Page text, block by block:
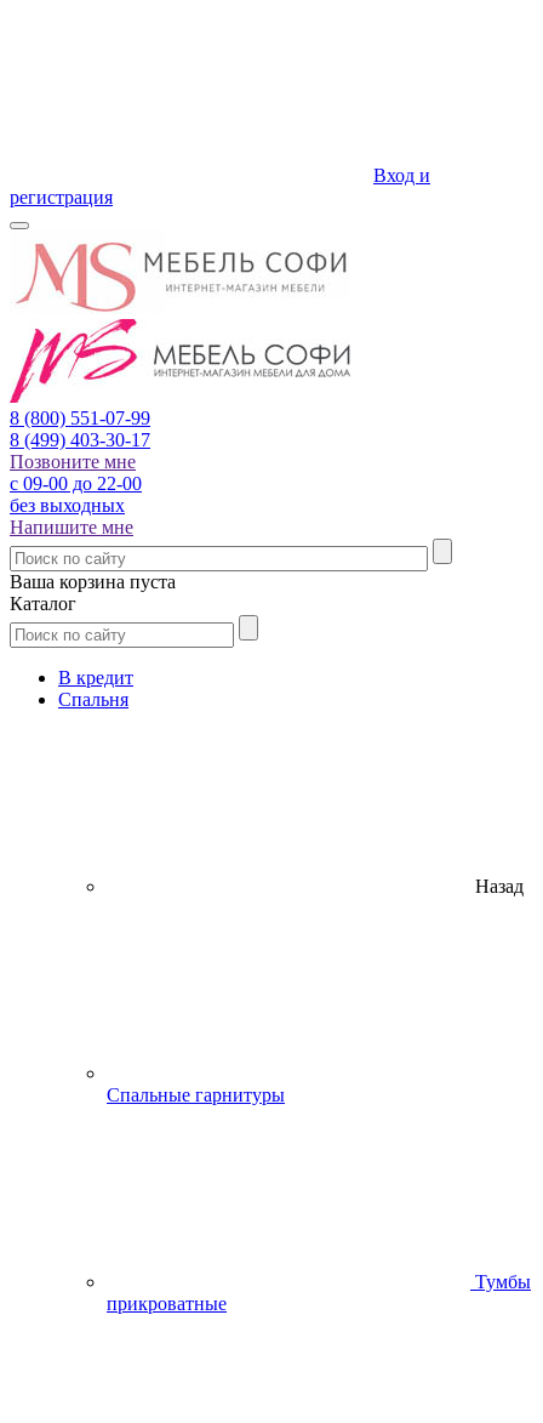
Вход и
регистрация
8 (800) 551-07-99
8 (499) 403-30-17
Позвоните мне
с 09-00 до 22-00
без выходных
Напишите мне
Ваша корзина пуста
Каталог
В кредит
Спальня
Назад
Спальные гарнитуры
Тумбы
прикроватные